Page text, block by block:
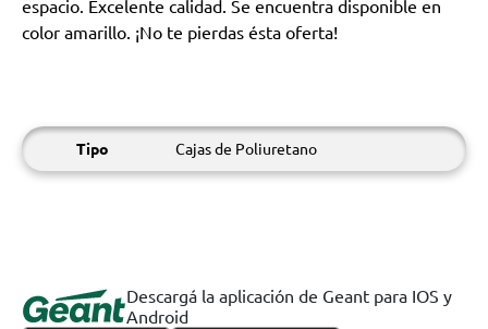
espacio. Excelente calidad. Se encuentra disponible en
color amarillo. ¡No te pierdas ésta oferta!
Tipo Cajas de Poliuretano
Descargá la aplicación de Geant para IOS y
Android